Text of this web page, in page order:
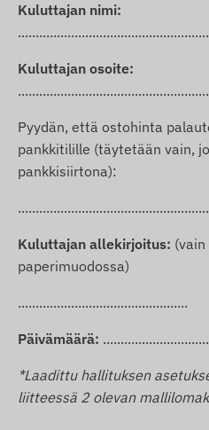
Kuluttajan nimi:
Kuluttajan osoite:
Pyydän, että ostohinta
pankkitilille (täytetään vain,
pankkisiirtona):
Kuluttajan allekirjoitus:
paperimuodossa)
................................................
Päivämäärä:
*Laadittu hallituksen
liitteessä 2 olevan